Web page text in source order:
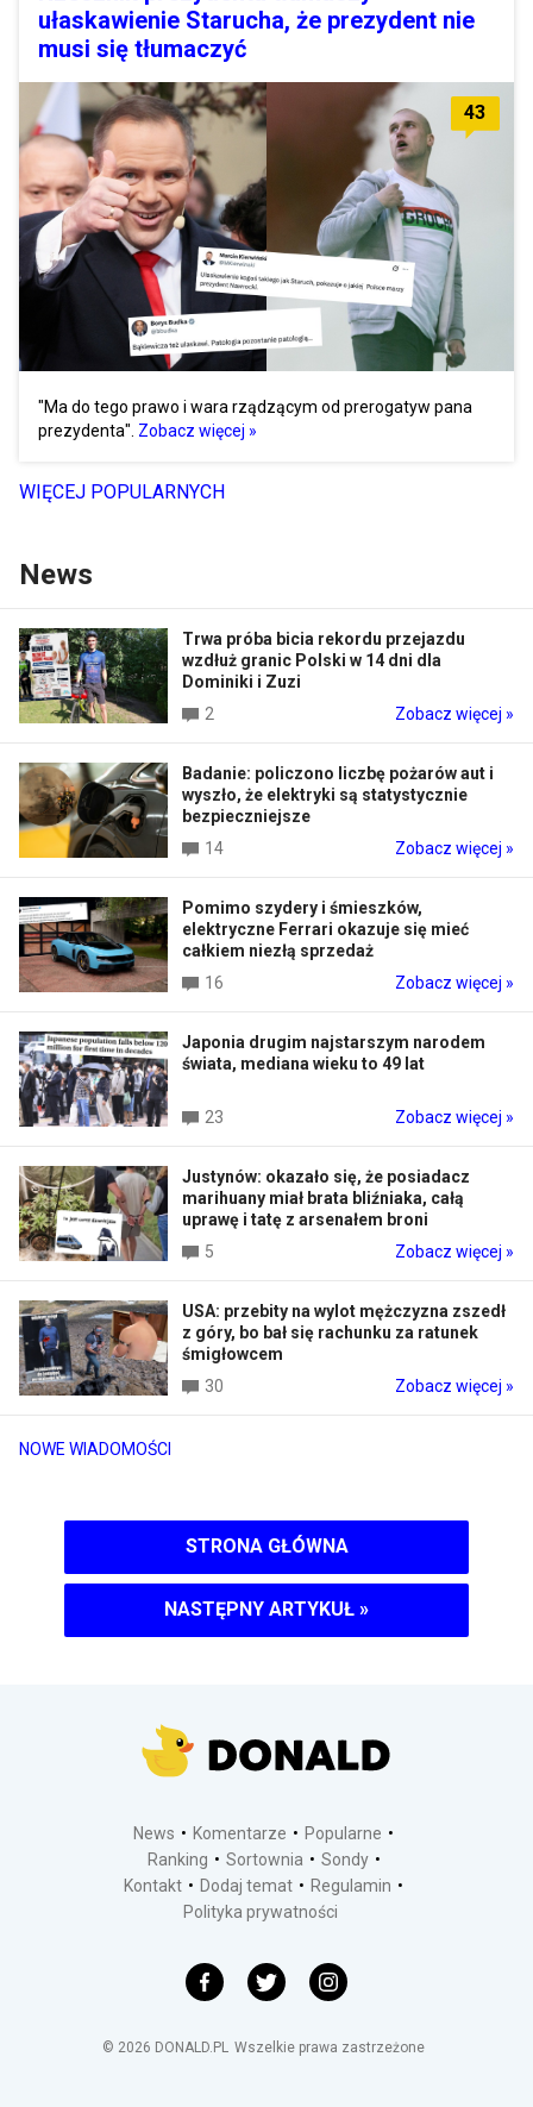
ułaskawienie Starucha, że prezydent nie
musi się tłumaczyć
43
"Ma do tego prawo i wara rządzącym od prerogatyw pana
prezydenta". Zobacz więcej »
WIĘCEJ POPULARNYCH
News
NOWE WIADOMOŚCI
Trwa próba bicia rekordu przejazdu
wzdłuż granic Polski w 14 dni dla
Dominiki i Zuzi
2
Zobacz więcej »
Badanie: policzono liczbę pożarów aut i
wyszło, że elektryki są statystycznie
bezpieczniejsze
14
Zobacz więcej »
Pomimo szydery i śmieszków,
elektryczne Ferrari okazuje się mieć
całkiem niezłą sprzedaż
16
Zobacz więcej »
Japonia drugim najstarszym narodem
świata, mediana wieku to 49 lat
23 Zobacz więcej »
Justynów: okazało się, że posiadacz
marihuany miał brata bliźniaka, całą
uprawę i tatę z arsenałem broni
5
Zobacz więcej »
USA: przebity na wylot mężczyzna zszedł
z góry, bo bał się rachunku za ratunek
śmigłowcem
30
Zobacz więcej »
STRONA GŁÓWNA
NASTĘPNY ARTYKUŁ »
News Komentarze
Popularne
Ranking
Sortownia
Sondy
Kontakt
Dodaj temat
Regulamin
Polityka prywatności
© 2026 DONALD.PL Wszelkie prawa zastrzeżone